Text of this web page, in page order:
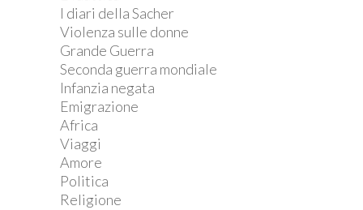
I diari della Sacher
Violenza sulle donne
Grande Guerra
Seconda guerra mondiale
Infanzia negata
Emigrazione
Africa
Viaggi
Amore
Politica
Religione